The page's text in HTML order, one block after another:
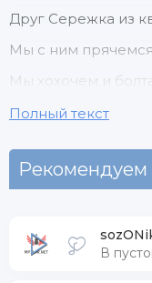
Друг Сережка из
Мы с ним прячемся
Мы хохочем и
Полный текст
Рекомендуем
В